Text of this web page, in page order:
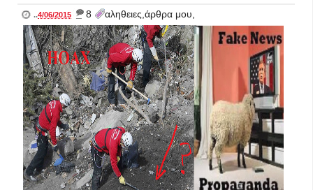
..4/06/2015 _ 8 αληθειες,άρθρα μου,